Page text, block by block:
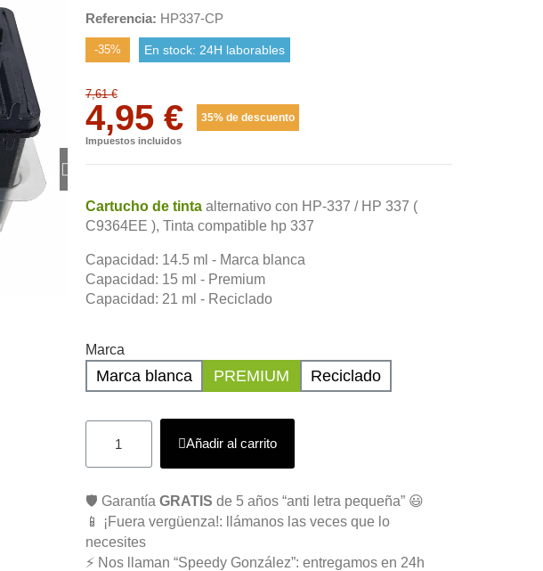
Referencia HP337-CP
-35% En stock: 24H laborables
7,61 €
4,95 € 35% de descuento
Impuestos incluidos
Cartucho de tintaalternativo con HP-337 / HP 337 (
C9364EE ), Tinta compatible hp 337
Capacidad: 14.5 ml - Marca blanca
Capacidad: 15 ml - Premium
Capacidad: 21 ml - Reciclado
Marca
Marca blanca PREMIUM Reciclado
Añadir al carrito
🛡️ Garantía GRATIS de 5 años “anti letra pequeña” 😃
📱 ¡Fuera vergüenza!: llámanos las veces que lo
necesites
⚡ Nos llaman “Speedy González”: entregamos en 24h